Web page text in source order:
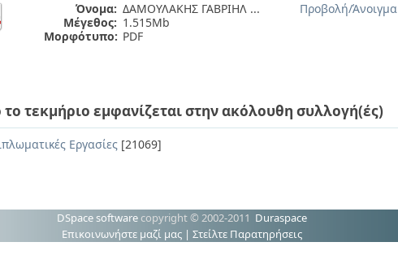
Όνομα: ΔΑΜΟΥΛΑΚΗΣ ΓΑΒΡΙΗΛ ...
Μέγεθος: 1.515Mb
Μορφότυπο: PDF
Προβολή/Άνοιγμα
το τεκμήριο εμφανίζεται στην ακόλουθη συλλογή(ές)
Εργασίες [21069]
DSpace software copyright © 2002-2011 Duraspace
Επικοινωνήστε μαζί μας | Στείλτε Παρατηρήσεις